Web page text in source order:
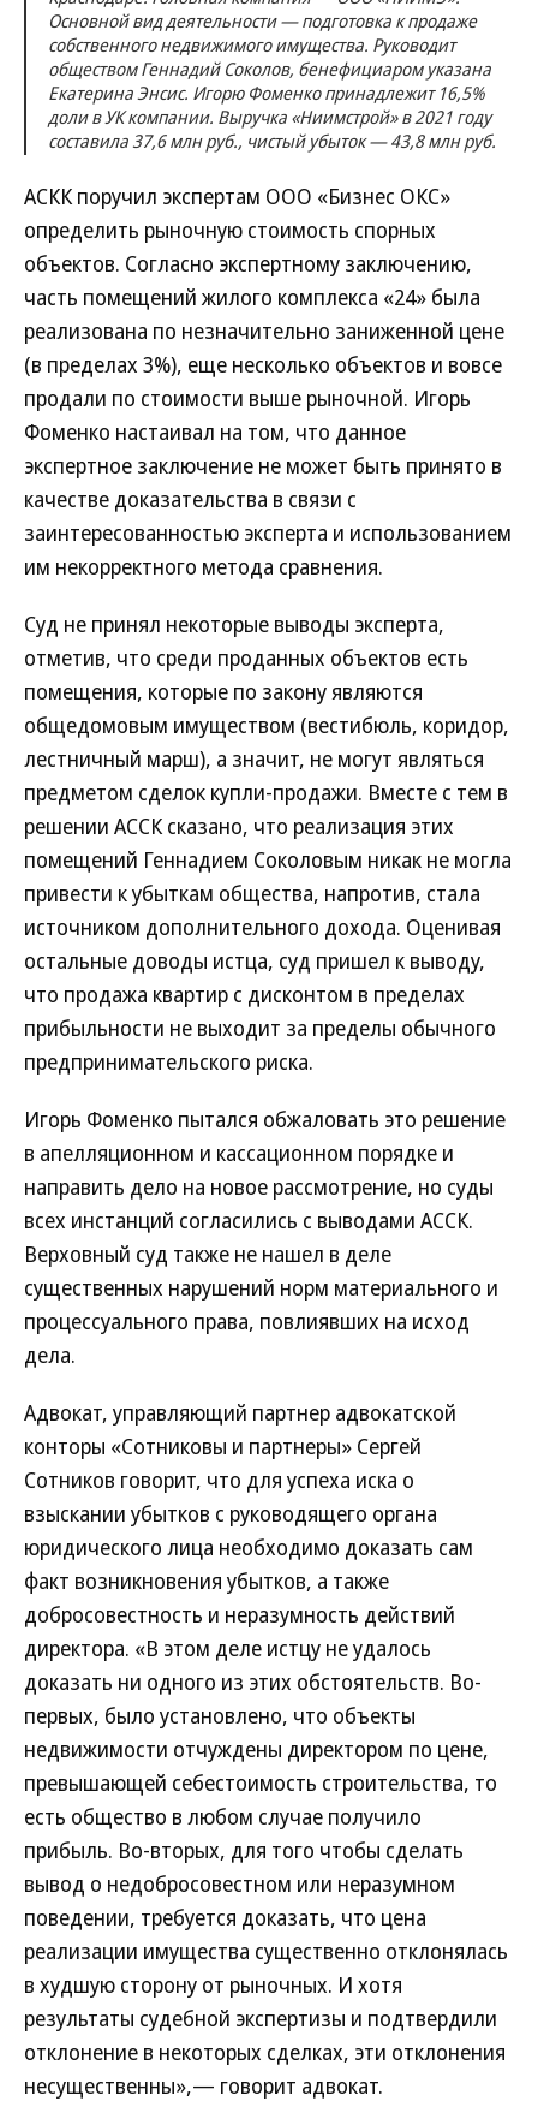
Основной вид деятельности — подготовка к продаже
собственного недвижимого имущества. Руководит
обществом Геннадий Соколов, бенефициаром указана
Екатерина Энсис. Игорю Фоменко принадлежит 16,5%
доли в УК компании. Выручка «Ниимстрой» в 2021 году
составила 37,6 млн руб., чистый убыток — 43,8 млн руб.
АСКК поручил экспертам ООО «Бизнес ОКС»
определить рыночную стоимость спорных
объектов. Согласно экспертному заключению,
часть помещений жилого комплекса «24» была
реализована по незначительно заниженной цене
(в пределах 3%), еще несколько объектов и вовсе
продали по стоимости выше рыночной. Игорь
Фоменко настаивал на том, что данное
экспертное заключение не может быть принято в
качестве доказательства в связи с
заинтересованностью эксперта и использованием
им некорректного метода сравнения.
Суд не принял некоторые выводы эксперта,
отметив, что среди проданных объектов есть
помещения, которые по закону являются
общедомовым имуществом (вестибюль, коридор,
лестничный марш), а значит, не могут являться
предметом сделок купли-продажи. Вместе с тем в
решении АССК сказано, что реализация этих
помещений Геннадием Соколовым никак не могла
привести к убыткам общества, напротив, стала
источником дополнительного дохода. Оценивая
остальные доводы истца, суд пришел к выводу,
что продажа квартир с дисконтом в пределах
прибыльности не выходит за пределы обычного
предпринимательского риска.
Игорь Фоменко пытался обжаловать это решение
в апелляционном и кассационном порядке и
направить дело на новое рассмотрение, но суды
всех инстанций согласились с выводами АССК.
Верховный суд также не нашел в деле
существенных нарушений норм материального и
процессуального права, повлиявших на исход
дела.
Адвокат, управляющий партнер адвокатской
конторы «Сотниковы и партнеры» Сергей
Сотников говорит, что для успеха иска о
взыскании убытков с руководящего органа
юридического лица необходимо доказать сам
факт возникновения убытков, а также
добросовестность и неразумность действий
директора. «В этом деле истцу не удалось
доказать ни одного из этих обстоятельств. Во-
первых, было установлено, что объекты
недвижимости отчуждены директором по цене,
превышающей себестоимость строительства, то
есть общество в любом случае получило
прибыль. Во-вторых, для того чтобы сделать
вывод о недобросовестном или неразумном
поведении, требуется доказать, что цена
реализации имущества существенно отклонялась
в худшую сторону от рыночных. И хотя
результаты судебной экспертизы и подтвердили
отклонение в некоторых сделках, эти отклонения
несущественны»,— говорит адвокат.